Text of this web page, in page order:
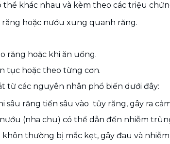
thể khác nhau và kèm theo các triệu
hoặc nướu xung quanh răng.
răng hoặc khi ăn uống.
tục hoặc theo từng cơn.
từ các nguyên nhân phổ biến dưới đây:
sâu răng tiến sâu vào  tủy răng, gây ra
(nha chu) có thể dẫn đến nhiễm
khôn thường bị mắc kẹt, gây đau và